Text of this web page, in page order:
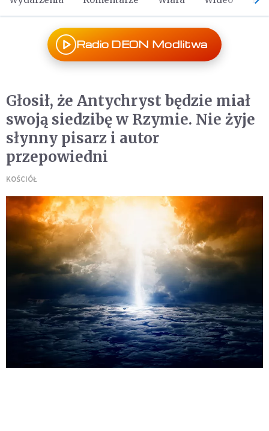
Radio DEON Modlitwa
Głosił, że Antychryst będzie miał
swoją siedzibę w Rzymie. Nie żyje
słynny pisarz i autor
przepowiedni
KOŚCIÓŁ